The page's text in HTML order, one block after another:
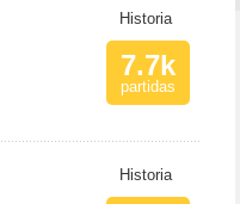
Historia
7.7k
partidas
Historia